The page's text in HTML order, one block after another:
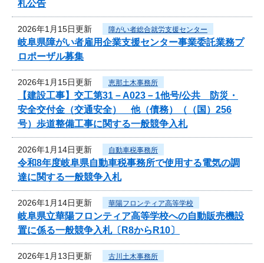
札公告
2026年1月15日更新 障がい者総合就労支援センター
岐阜県障がい者雇用企業支援センター事業委託業務プ
ロポーザル募集
2026年1月15日更新 恵那土木事務所
【建設工事】交工第31－A023－1他号/公共 防災・
安全交付金（交通安全） 他（債務）（（国）256
号）歩道整備工事に関する一般競争入札
2026年1月14日更新 自動車税事務所
令和8年度岐阜県自動車税事務所で使用する電気の調
達に関する一般競争入札
2026年1月14日更新 華陽フロンティア高等学校
岐阜県立華陽フロンティア高等学校への自動販売機設
置に係る一般競争入札〔R8からR10〕
2026年1月13日更新 古川土木事務所